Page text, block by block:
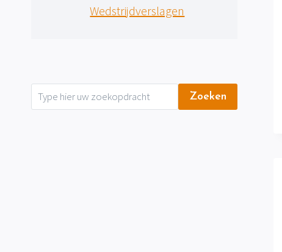
Wedstrijdverslagen
Zoeken